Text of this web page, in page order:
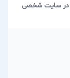
در سایت شخصی